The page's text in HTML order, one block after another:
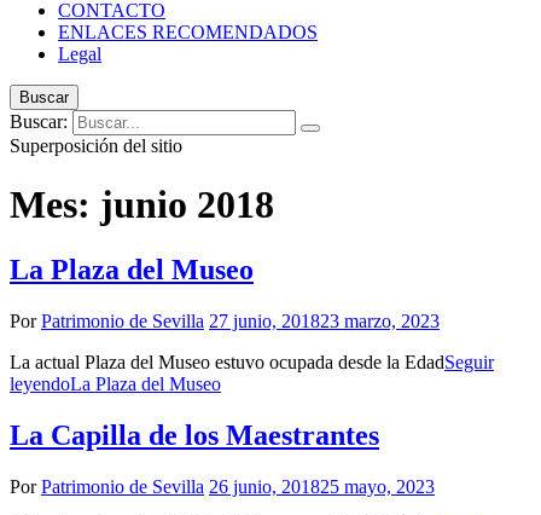
CONTACTO
ENLACES RECOMENDADOS
Legal
Buscar
Buscar:
Superposición del sitio
Mes: junio 2018
La Plaza del Museo
PorPatrimonio de Sevilla 27 junio, 201823 marzo, 2023
La actual Plaza del Museo estuvo ocupada desde la EdadSeguir
leyendoLa Plaza del Museo
La Capilla de los Maestrantes
PorPatrimonio de Sevilla 26 junio, 201825 mayo, 2023